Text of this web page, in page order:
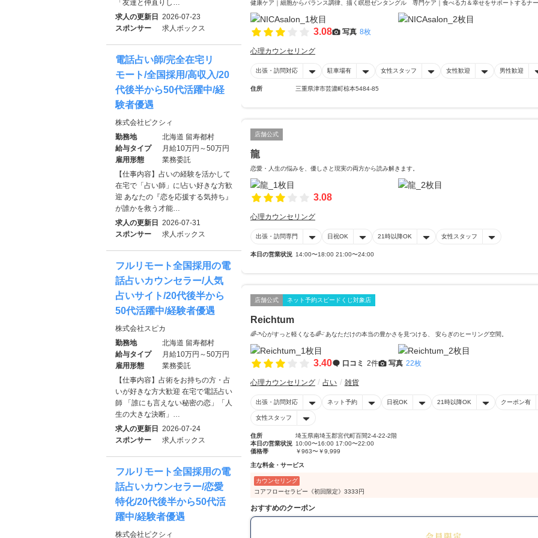
健康ケア｜細胞からバランス調律、描く瞑想ゼンタングル 専門ケア｜食べる力＆幸せをサポートするナ
3.08 写真 8枚
心理カウンセリング
出張・訪問対応 駐車場有 女性スタッフ 女性歓迎 男性歓迎
住所 三重県津市芸濃町椋本5484-85
店舗公式
龍
恋愛・人生の悩みを、優しさと現実の両方から読み解きます。
3.08
心理カウンセリング
出張・訪問専門 日祝OK 21時以降OK 女性スタッフ
本日の営業状況 14:00〜18:00 21:00〜24:00
店舗公式 ネット予約スピードくじ対象店
Reichtum
🌈ᵕ̈*心がすっと軽くなる🌈ᵕ̈ あなただけの本当の豊かさを見つける、 安らぎのヒーリング空間。
3.40 口コミ 2件 写真 22枚
心理カウンセリング 占い 雑貨
出張・訪問対応 ネット予約 日祝OK 21時以降OK クーポン有
女性スタッフ
住所
埼玉県南埼玉郡宮代町百間2-4-22-2階
本日の営業状況 10:00〜16:00 17:00〜22:00
価格帯
￥963〜￥9,999
主な料金・サービス
カウンセリング
コアフローセラピー《初回限定》3333円
おすすめのクーポン
「友達と仲直りし…
求人の更新日
2026-07-23
スポンサー
求人ボックス
電話占い師/完全在宅リ
モート/全国採用/高収入/20
代後半から50代活躍中/経
験者優遇
株式会社ピクシィ
勤務地
北海道 留寿都村
給与タイプ
月給10万円～50万円
雇用形態
業務委託
【仕事内容】占いの経験を活かして
在宅で「占い師」に!占い好きな方歓
迎 あなたの『恋を応援する気持ち』
が誰かを救う才能…
求人の更新日
2026-07-31
スポンサー
求人ボックス
フルリモート全国採用の電
話占いカウンセラー/人気
占いサイト/20代後半から
50代活躍中/経験者優遇
株式会社スピカ
勤務地
北海道 留寿都村
給与タイプ
月給10万円～50万円
雇用形態
業務委託
【仕事内容】占術をお持ちの方・占
いが好きな方大歓迎 在宅で電話占い
師 「誰にも言えない秘密の恋」「人
生の大きな決断」…
求人の更新日
2026-07-24
スポンサー
求人ボックス
フルリモート全国採用の電
話占いカウンセラー/恋愛
特化/20代後半から50代活
躍中/経験者優遇
株式会社ピクシィ